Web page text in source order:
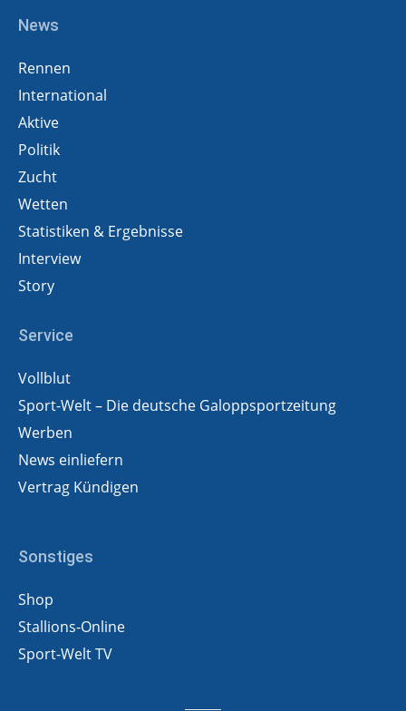
News
Rennen
International
Aktive
Politik
Zucht
Wetten
Statistiken & Ergebnisse
Interview
Story
Service
Vollblut
Sport-Welt – Die deutsche Galoppsportzeitung
Werben
News einliefern
Vertrag Kündigen
Sonstiges
Shop
Stallions-Online
Sport-Welt TV